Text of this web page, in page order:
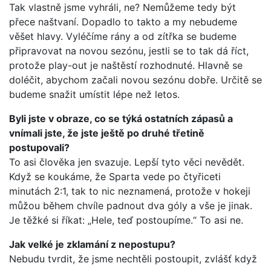
Tak vlastně jsme vyhráli, ne? Nemůžeme tedy být
přece naštvaní. Dopadlo to takto a my nebudeme
věšet hlavy. Vyléčíme rány a od zítřka se budeme
připravovat na novou sezónu, jestli se to tak dá říct,
protože play-out je naštěstí rozhodnuté. Hlavně se
doléčit, abychom začali novou sezónu dobře. Určitě se
budeme snažit umístit lépe než letos.
Byli jste v obraze, co se týká ostatních zápasů a
vnímali jste, že jste ještě po druhé třetině
postupovali?
To asi člověka jen svazuje. Lepší tyto věci nevědět.
Když se koukáme, že Sparta vede po čtyřiceti
minutách 2:1, tak to nic neznamená, protože v hokeji
můžou během chvíle padnout dva góly a vše je jinak.
Je těžké si říkat: „Hele, teď postoupíme.“ To asi ne.
Jak velké je zklamání z nepostupu?
Nebudu tvrdit, že jsme nechtěli postoupit, zvlášť když